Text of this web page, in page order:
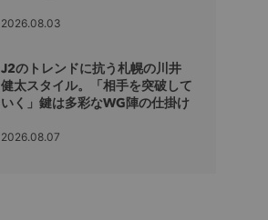
2026.08.03
J2のトレンドに抗う札幌の川井
健太スタイル。「相手を突破して
いく」鍵は多彩なWG陣の仕掛け
2026.08.07